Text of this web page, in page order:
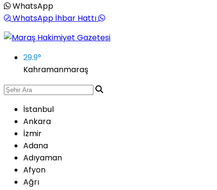
WhatsApp
WhatsApp İhbar Hattı
29.9°
Kahramanmaraş
İstanbul
Ankara
İzmir
Adana
Adıyaman
Afyon
Ağrı